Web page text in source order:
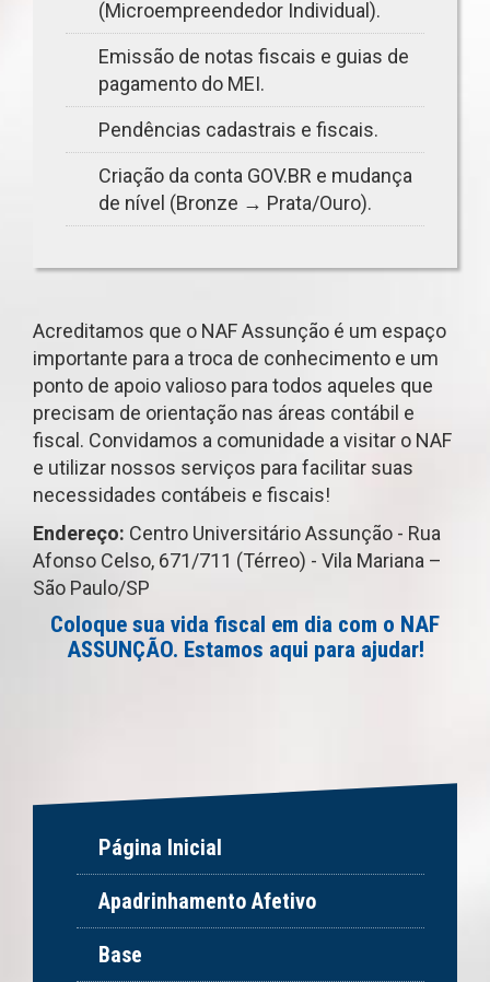
(Microempreendedor Individual).
Emissão de notas fiscais e guias de
pagamento do MEI.
Pendências cadastrais e fiscais.
Criação da conta GOV.BR e mudança
de nível (Bronze → Prata/Ouro).
Acreditamos que o NAF Assunção é um espaço
importante para a troca de conhecimento e um
ponto de apoio valioso para todos aqueles que
precisam de orientação nas áreas contábil e
fiscal. Convidamos a comunidade a visitar o NAF
e utilizar nossos serviços para facilitar suas
necessidades contábeis e fiscais!
Endereço: Centro Universitário Assunção - Rua
Afonso Celso, 671/711 (Térreo) - Vila Mariana –
São Paulo/SP
Coloque sua vida fiscal em dia com o NAF
ASSUNÇÃO. Estamos aqui para ajudar!
Página Inicial
Apadrinhamento Afetivo
Base